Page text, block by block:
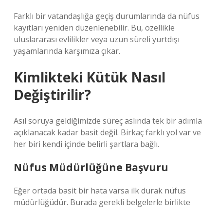
Farklı bir vatandaşlığa geçiş durumlarında da nüfus
kayıtları yeniden düzenlenebilir. Bu, özellikle
uluslararası evlilikler veya uzun süreli yurtdışı
yaşamlarında karşımıza çıkar.
Kimlikteki Kütük Nasıl
Değiştirilir?
Asıl soruya geldiğimizde süreç aslında tek bir adımla
açıklanacak kadar basit değil. Birkaç farklı yol var ve
her biri kendi içinde belirli şartlara bağlı.
Nüfus Müdürlüğüne Başvuru
Eğer ortada basit bir hata varsa ilk durak nüfus
müdürlüğüdür. Burada gerekli belgelerle birlikte